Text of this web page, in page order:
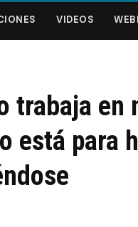
VIDEOS
trabaja en
está para